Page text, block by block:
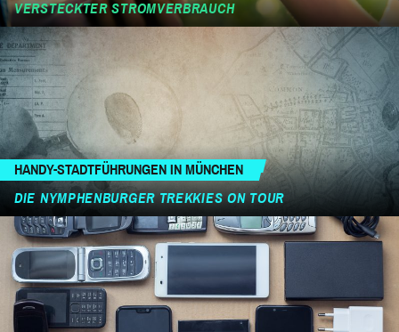
VERSTECKTER STROMVERBRAUCH
HANDY-STADTFÜHRUNGEN IN MÜNCHEN
DIE NYMPHENBURGER TREKKIES ON TOUR